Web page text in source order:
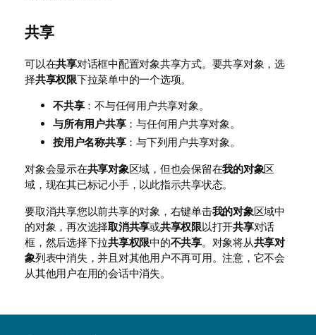
共享
可以在共享对话框中配置对象共享方式。要共享对象，选
择共享权限下拉菜单中的一个选项。
不共享：不与任何用户共享对象。
与所有用户共享：与任何用户共享对象。
按用户名称共享：与下列用户共享对象。
对象会显示在共享对象区域，但也会保留在我的对象区
域，现在其已标记小手，以此指示共享状态。
要取消共享您以前共享的对象，右键单击我的对象区域中
的对象，再次选择取消共享或共享权限以打开共享对话
框，然后选择下拉共享权限中的不共享。对象将从共享对
象列表中消失，并且对其他用户不再可用。注意，它不会
从其他用户在用的会话中消失。